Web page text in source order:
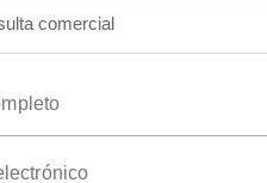
comercial